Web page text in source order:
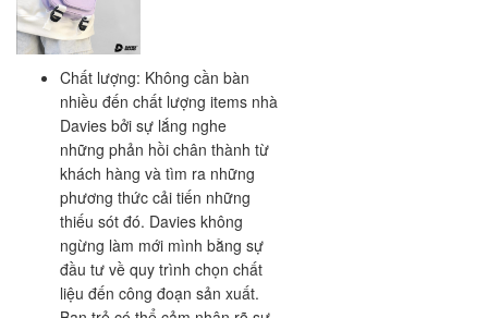
Chất lượng: Không cần bàn
nhiều đến chất lượng items nhà
Davies bởi sự lắng nghe
những phản hồi chân thành từ
khách hàng và tìm ra những
phương thức cải tiến những
thiếu sót đó. Davies không
ngừng làm mới mình bằng sự
đầu tư về quy trình chọn chất
liệu đến công đoạn sản xuất.